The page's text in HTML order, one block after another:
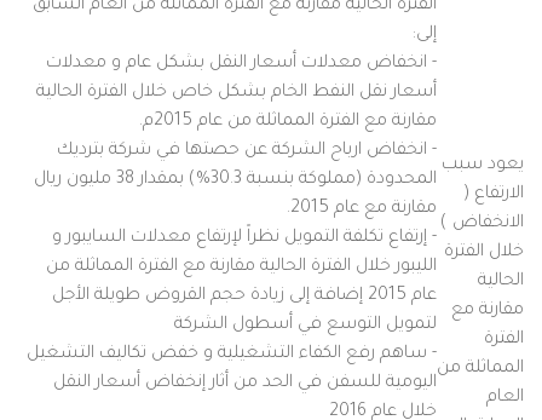
يعود سبب
الارتفاع (
الانخفاض )
خلال الفترة
الحالية
مقارنة مع
الفترة
المماثلة من
العام
الفترة الحالية مقارنةً مع الفترة المماثلة من العام السابق
إلى:
- انخفاض معدلات أسعار النقل بشكل عام و معدلات
أسعار نقل النفط الخام بشكل خاص خلال الفترة الحالية
مقارنة مع الفترة المماثلة من عام 2015م.
- انخفاض ارباح الشركة عن حصتها في شركة بترديك
المحدودة (مملوكة بنسبة 30.3%) بمقدار 38 مليون ريال
مقارنة مع عام 2015.
- إرتفاع تكلفة التمويل نظراً لإرتفاع معدلات السايبور و
الليبور خلال الفترة الحالية مقارنة مع الفترة المماثلة من
عام 2015 إضافة إلى زيادة حجم القروض طويلة الأجل
لتمويل التوسع في أسطول الشركة
- ساهم رفع الكفاء التشغيلية و خفض تكاليف التشغيل
اليومية للسفن في الحد من أثار إنخفاض أسعار النقل
خلال عام 2016